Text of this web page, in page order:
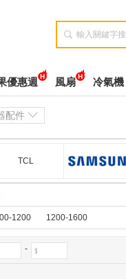

優惠週 風扇 冷氣機
配件
TCL
1200 1200-1600
-